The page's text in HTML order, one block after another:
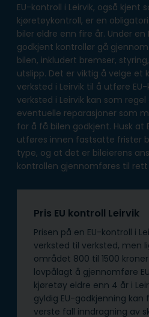
EU-kontroll i Leirvik, også kjent
kjøretøykontroll, er en
biler eldre enn fire år. Under en
godkjent kontrollør gå
bilen, inkludert bremser,
utslipp. Det er viktig å velge
verksted i Leirvik til å utføre
verksted i Leirvik kan som
eventuelle reparasjoner som
for å få bilen godkjent. Husk at
utføres innen fastsatte frister
type, og at det er bileierens
kontrollen gjennomføres til rett
Pris EU kontroll Leirvik
Prisen på en EU-kontroll i
verksted til verksted, men
området 800 til 1500
lovpålagt å gjennomføre
kjøretøy eldre enn 4 år i
gyldig EU-godkjenning kan
verste fall inndragning av